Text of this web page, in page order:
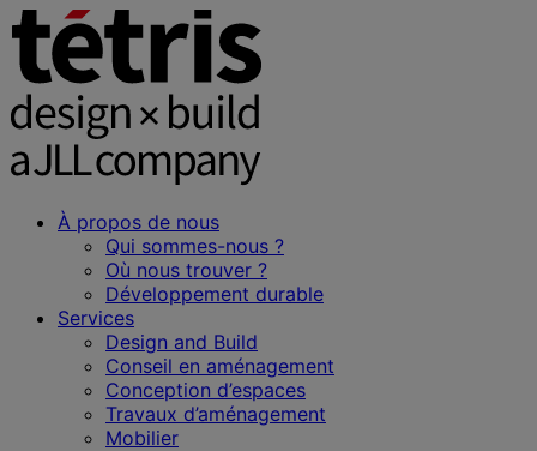
À propos de nous
Qui sommes-nous ?
Où nous trouver ?
Développement durable
Services
Design and Build
Conseil en aménagement
Conception d’espaces
Travaux d’aménagement
Mobilier